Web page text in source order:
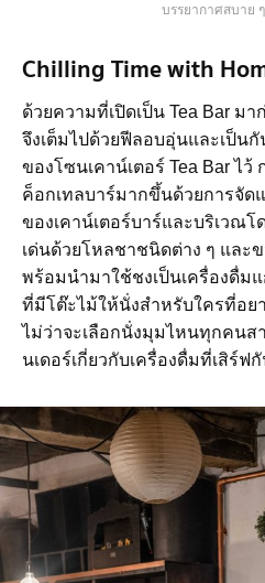
บรรยากาศสบาย
Chilling Time with
ด้วยความที่เปิดเป็น Tea Bar ม
จึงเต็มไปด้วยฟีลอบอุ่นและเป็นกั
ของโซนเคาน์เตอร์ Tea Bar ไ
ค็อกเทลบาร์มากขึ้นด้วยการจัด
ของเคาน์เตอร์บาร์และบริเวณ
เด่นด้วยโหลชาชนิดต่าง ๆ และ
พร้อมนำมาใช้ชงเป็นเครื่องดื่ม
ที่มีโต๊ะไม้ให้นั่งสำหรับใครที่อย
ไม่ว่าจะเลือกนั่งมุมไหนทุกคนส
นเดอร์เกี่ยวกับเครื่องดื่มที่เสิร์ฟ